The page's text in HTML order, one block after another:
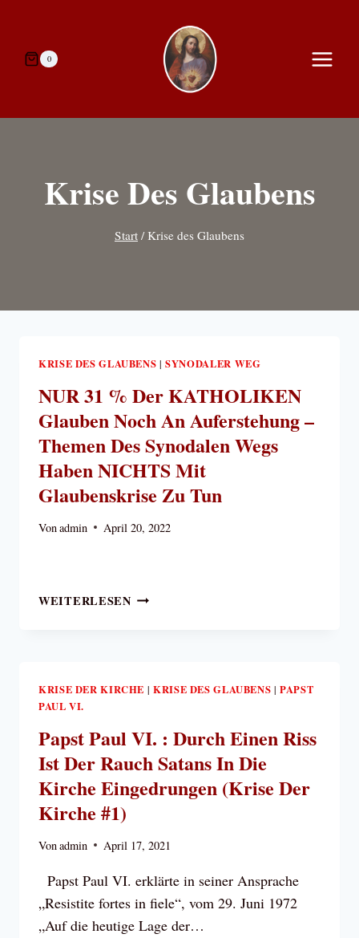
springen0
Krise Des Glaubens
Start / Krise des Glaubens
KRISE DES GLAUBENS |SYNODALER WEG
NUR 31 % Der KATHOLIKEN
Glauben Noch An Auferstehung –
Themen Des Synodalen Wegs
Haben NICHTS Mit
Glaubenskrise Zu Tun
Vonadmin April 20, 2022
WEITERLESENNUR
GLAUBEN
AUFERSTEHUNG
–
THEMEN
DES
HABEN
NICHTS
GLAUBENSKRISE
ZU
KRISE DER KIRCHE | KRISE DES GLAUBENS |PAPST
PAUL VI.
Papst Paul VI. : Durch Einen Riss
Ist Der Rauch Satans In Die
Kirche Eingedrungen (Krise Der
Kirche #1)
Vonadmin April 17, 2021
Papst Paul VI. erklärte in seiner Ansprache
„Resistite fortes in fiele“, vom 29. Juni 1972
„Auf die heutige Lage der…